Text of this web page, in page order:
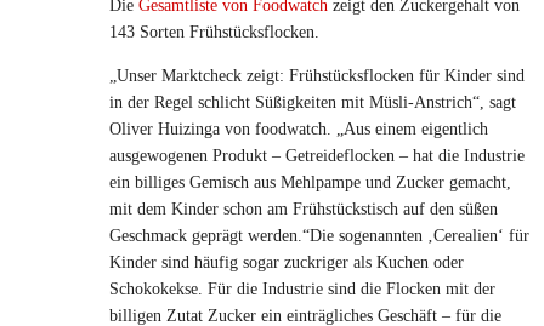
Die Gesamtliste von Foodwatch zeigt den Zuckergehalt von
143 Sorten Frühstücksflocken.
„Unser Marktcheck zeigt: Frühstücksflocken für Kinder sind
in der Regel schlicht Süßigkeiten mit Müsli-Anstrich“, sagt
Oliver Huizinga von foodwatch. „Aus einem eigentlich
ausgewogenen Produkt – Getreideflocken – hat die Industrie
ein billiges Gemisch aus Mehlpampe und Zucker gemacht,
mit dem Kinder schon am Frühstückstisch auf den süßen
Geschmack geprägt werden.“Die sogenannten ‚Cerealien‘ für
Kinder sind häufig sogar zuckriger als Kuchen oder
Schokokekse. Für die Industrie sind die Flocken mit der
billigen Zutat Zucker ein einträgliches Geschäft – für die